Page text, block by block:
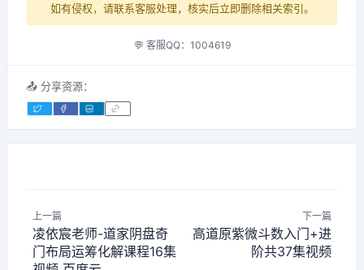
如有侵权，请联系客服处理，核实后立即删除相关索引。
💬 客服QQ：1004619
📤 分享资源：
上一篇
凌依宸老师-道家阴盘奇
门布局运筹化解课程16集
下一篇
高道原紫微斗数入门+进
阶共37集视频